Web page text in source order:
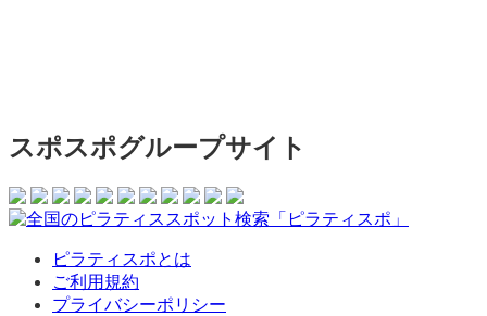
スポスポグループサイト
ピラティスポとは
ご利用規約
プライバシーポリシー